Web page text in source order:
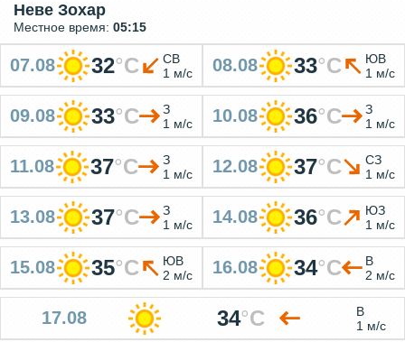
Неве Зохар
Местное время: 05:15
07.08 32°C
СВ
1 м/с
08.08 33°C
ЮВ
1 м/с
09.08 33°C
З
1 м/с
10.08 36°C
З
1 м/с
11.08 37°C
З
1 м/с
12.08 37°C
СЗ
1 м/с
13.08 37°C
З
1 м/с
14.08 36°C
ЮЗ
1 м/с
15.08 35°C
ЮВ
2 м/с
16.08 34°C
В
2 м/с
17.08 34°C
В
1 м/с